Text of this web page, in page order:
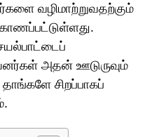
வழிமாற்றுவதற்கும்
அதன் ஊடுருவும்
சிறப்பாகப்